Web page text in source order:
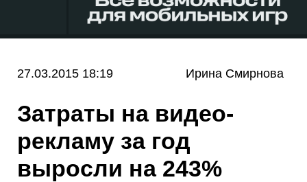
27.03.2015 18:19 Ирина Смирнова
Затраты на видео-
рекламу за год
выросли на 243%